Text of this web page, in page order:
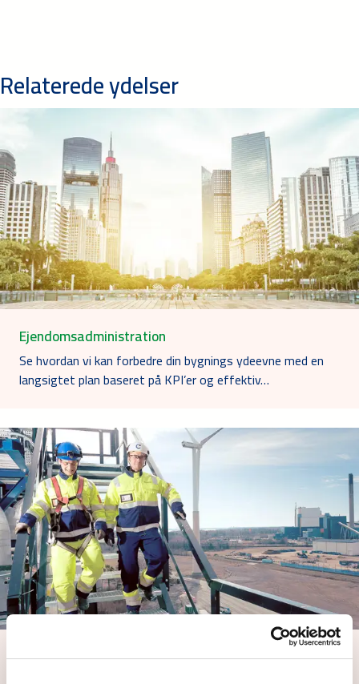
Relaterede ydelser
Ejendomsadministration
Se hvordan vi kan forbedre din bygnings ydeevne med en
langsigtet plan baseret på KPI’er og effektiv…
Kraftværksdrift og vedligeholdelsespartnerskab